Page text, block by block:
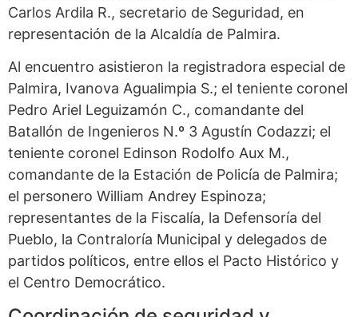
Carlos Ardila R., secretario de Seguridad, en
representación de la Alcaldía de Palmira.
Al encuentro asistieron la registradora especial de
Palmira, Ivanova Agualimpia S.; el teniente coronel
Pedro Ariel Leguizamón C., comandante del
Batallón de Ingenieros N.º 3 Agustín Codazzi; el
teniente coronel Edinson Rodolfo Aux M.,
comandante de la Estación de Policía de Palmira;
el personero William Andrey Espinoza;
representantes de la Fiscalía, la Defensoría del
Pueblo, la Contraloría Municipal y delegados de
partidos políticos, entre ellos el Pacto Histórico y
el Centro Democrático.